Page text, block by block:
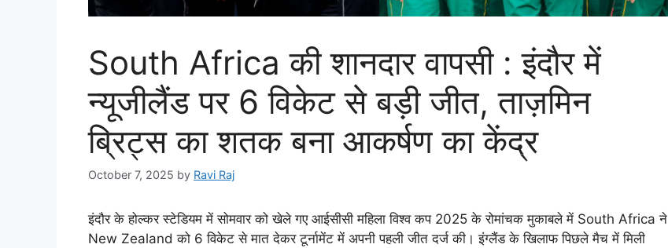
South Africa की शानदार वापसी : इंदौर में
न्यूजीलैंड पर 6 विकेट से बड़ी जीत, ताज़मिन
ब्रिट्स का शतक बना आकर्षण का केंद्र
October 7, 2025 by Ravi Raj
इंदौर के होल्कर स्टेडियम में सोमवार को खेले गए आईसीसी महिला विश्व कप 2025 के रोमांचक मुकाबले में South Africa ने
New Zealand को 6 विकेट से मात देकर टूर्नामेंट में अपनी पहली जीत दर्ज की। इंग्लैंड के खिलाफ पिछले मैच में मिली